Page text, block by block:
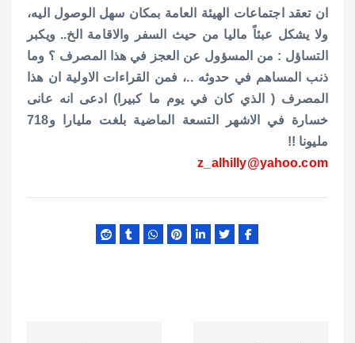
ان تعقد اجتماعات الهيئة العامة بمكان سهل الوصول اليه،
ولا يشكل عبئاً ماليا من حيث السفر والاقامة الخ.. ويكبر
التساؤل : من المسؤول عن العجز في هذا المصرف ؟ وما
ذنب المساهم في حدوثه ..، فمن القراءات الاولية ان هذا
المصرف ( الذي كان في يوم ما كبيرا) ادعى انه عانى
خسارة في الاشهر التسعة الماضية بلغت مليارا و718
مليونا !!
z_alhilly@yahoo.com